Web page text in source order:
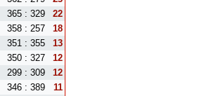
365 : 329
22
358 : 257
18
351 : 355
13
350 : 327
12
299 : 309
12
346 : 389
11